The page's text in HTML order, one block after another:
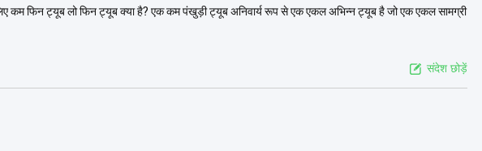
कम फिन ट्यूब लो फिन ट्यूब क्या है? एक कम पंखुड़ी ट्यूब अनिवार्य रूप से एक एकल अभिन्न ट्यूब है जो एक एकल सामग्री
संदेश छोड़ें